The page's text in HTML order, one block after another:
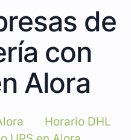
de
con
Alora
Horario DHL